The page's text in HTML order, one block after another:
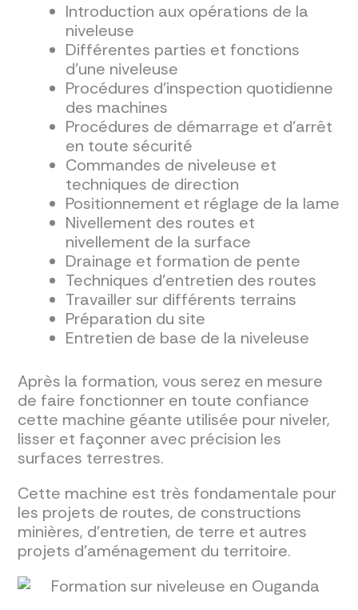
Introduction aux opérations de la
niveleuse
Différentes parties et fonctions
d'une niveleuse
Procédures d'inspection quotidienne
des machines
Procédures de démarrage et d'arrêt
en toute sécurité
Commandes de niveleuse et
techniques de direction
Positionnement et réglage de la lame
Nivellement des routes et
nivellement de la surface
Drainage et formation de pente
Techniques d'entretien des routes
Travailler sur différents terrains
Préparation du site
Entretien de base de la niveleuse
Après la formation, vous serez en mesure
de faire fonctionner en toute confiance
cette machine géante utilisée pour niveler,
lisser et façonner avec précision les
surfaces terrestres.
Cette machine est très fondamentale pour
les projets de routes, de constructions
minières, d'entretien, de terre et autres
projets d'aménagement du territoire.